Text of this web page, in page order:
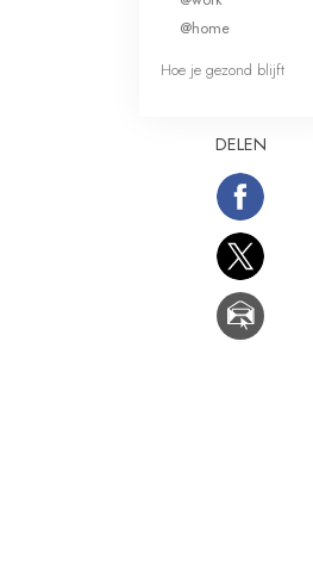
@home
Hoe je gezond blijft
DELEN